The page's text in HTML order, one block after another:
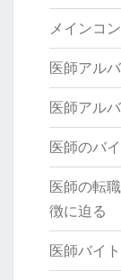
メインコ
医師アル
医師アル
医師のバ
医師の転
徴に迫る
医師バイト